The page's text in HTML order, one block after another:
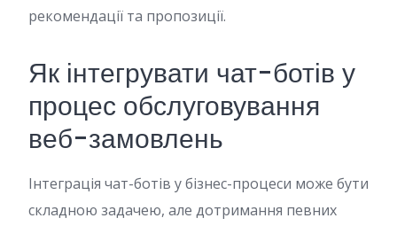
рекомендації та пропозиції.
Як інтегрувати чат-ботів у
процес обслуговування
веб-замовлень
Інтеграція чат-ботів у бізнес-процеси може бути
складною задачею, але дотримання певних